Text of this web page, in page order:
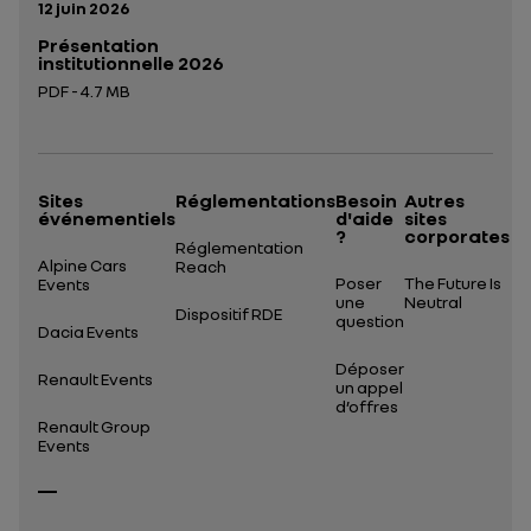
Date de publication:
12 juin 2026
Présentation
institutionnelle 2026
PDF - 4.7 MB
Sites
événementiels
Alpine Cars
Events
Dacia Events
Renault Events
Renault Group
Events
Réglementations
Réglementation
Reach
Dispositif RDE
Besoin
d'aide
?
Poser
une
question
Déposer
un appel
d’offres
Autres
sites
corporates
The Future Is
Neutral